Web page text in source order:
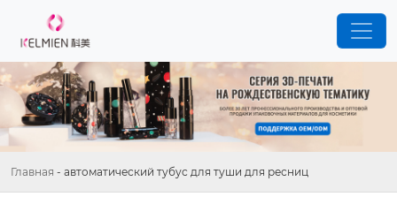
Главная - автоматический тубус для туши для ресниц